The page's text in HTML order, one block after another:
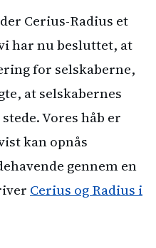
Cerius-Radius et
har nu besluttet, at
for selskaberne,
at selskabernes
Vores håb er
kan opnås
gennem en
Cerius og Radius i